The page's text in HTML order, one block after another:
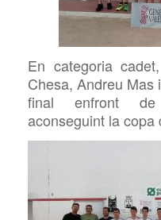
En categoria
Chesa, Andreu Mas
final enfront
aconseguint la copa